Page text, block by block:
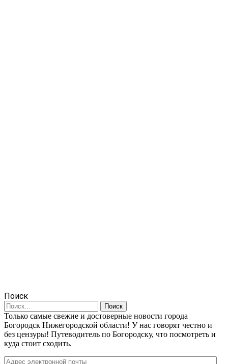
Поиск
Найти:
Только самые свежие и достоверные новости города
Богородск Нижегородской области! У нас говорят честно и
без цензуры! Путеводитель по Богородску, что посмотреть и
куда стоит сходить.
Адрес